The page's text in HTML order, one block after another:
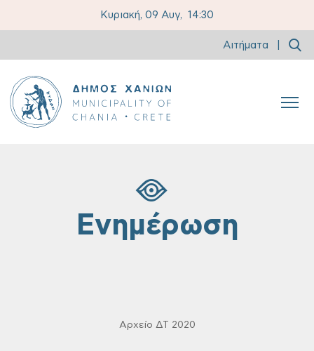
Κυριακή, 09 Αυγ, 14:30
Αιτήματα
Ενημέρωση
Αρχείο ΔΤ 2020